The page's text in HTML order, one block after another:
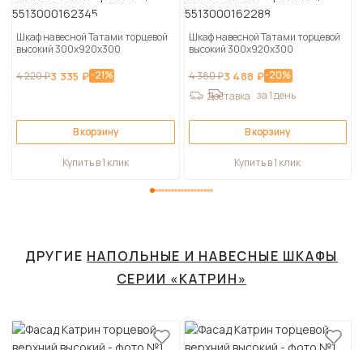
Шкаф навесной Татами торцевой
высокий 300х920х300
4 220 ₽3 335 ₽-21%
В корзину
Купить в 1 клик
Шкаф навесной Татами торцевой
высокий 300х920х300
4 380 ₽3 488 ₽-20%
Доставка за 1 день
В корзину
Купить в 1 клик
ДРУГИЕ НАПОЛЬНЫЕ И НАВЕСНЫЕ ШКАФЫ
СЕРИИ «КАТРИН»